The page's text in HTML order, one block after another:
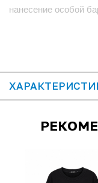
нанесение особой